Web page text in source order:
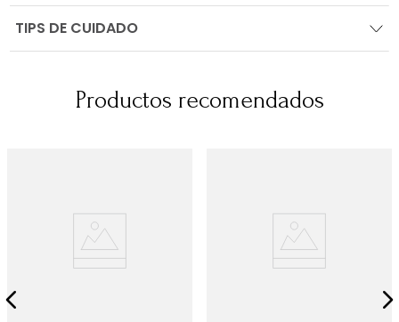
TIPS DE CUIDADO
Productos recomendados